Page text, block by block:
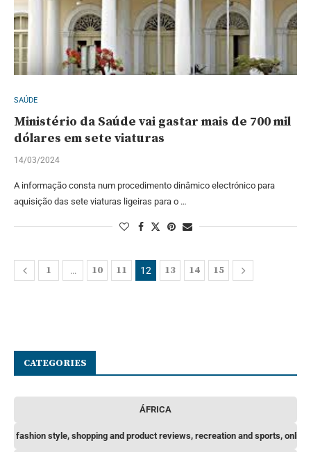
SAÚDE
Ministério da Saúde vai gastar mais de 700 mil
dólares em sete viaturas
14/03/2024
A informação consta num procedimento dinâmico electrónico para
aquisição das sete viaturas ligeiras para o …
1 … 10 11 12 13 14 15
CATEGORIES
ÁFRICA
fashion style, shopping and product reviews, recreation and sports,